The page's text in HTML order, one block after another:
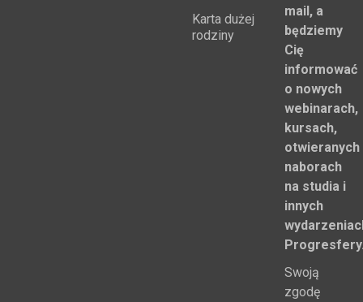
Karta dużej
rodziny
mail, a
będziemy
Cię
informować
o nowych
webinarach,
kursach,
otwieranych
naborach
na studia i
innych
Swoją
zgodę